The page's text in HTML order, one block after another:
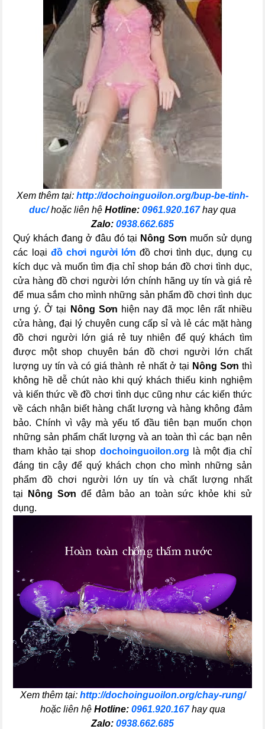
Xem thêm tại: http://dochoinguoilon.org/bup-be-tinh-
duc/hoặc liên hệ Hotline: 0961.920.167hay qua
Zalo: 0938.662.685
Quý khách đang ở đâu đó tại Nông Sơn muốn sử dụng
các loại đồ chơi người lớn đồ chơi tình dục, dụng cụ
kích dục và muốn tìm địa chỉ shop bán đồ chơi tình dục,
cửa hàng đồ chơi người lớn chính hãng uy tín và giá rẻ
để mua sắm cho mình những sản phẩm đồ chơi tình dục
ưng ý. Ở tại
Nông Sơn hiện nay đã mọc lên rất nhiều
cửa hàng, đại lý chuyên cung cấp sỉ và lẻ các mặt hàng
đồ chơi người lớn giá rẻ tuy nhiên để quý khách tìm
được một shop chuyên bán đồ chơi người lớn chất
lượng uy tín và có giá thành rẻ nhất ở tại Nông Sơn thì
không hề dễ chút nào khi quý khách thiếu kinh nghiệm
và kiến thức về đồ chơi tình dục cũng như các kiến thức
về cách nhận biết hàng chất lượng và hàng không đảm
bảo. Chính vì vậy mà yếu tố đầu tiên bạn muốn chọn
những sản phẩm chất lượng và an toàn thì các bạn nên
tham khảo tại shop dochoinguoilon.org là một địa chỉ
đáng tin cậy để quý khách chọn cho mình những sản
phẩm đồ chơi người lớn uy tín và chất lượng nhất
tại
Nông Sơn để đảm bảo an toàn sức khỏe khi sử
dụng.
Xem thêm tại: http://dochoinguoilon.org/chay-rung/
hoặc liên hệ Hotline: 0961.920.167hay qua
Zalo: 0938.662.685